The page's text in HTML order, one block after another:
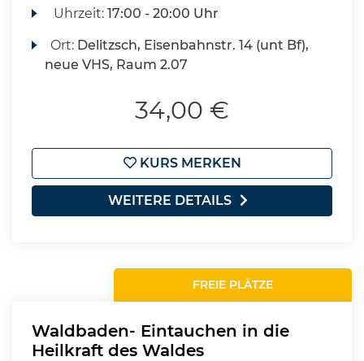
Uhrzeit:17:00 - 20:00 Uhr
Ort: Delitzsch, Eisenbahnstr. 14 (unt Bf),
neue VHS, Raum 2.07
34,00 €
KURS MERKEN
WEITERE DETAILS
FREIE PLÄTZE
Waldbaden- Eintauchen in die
Heilkraft des Waldes